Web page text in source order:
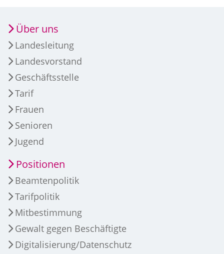
Über uns
Landesleitung
Landesvorstand
Geschäftsstelle
Tarif
Frauen
Senioren
Jugend
Positionen
Beamtenpolitik
Tarifpolitik
Mitbestimmung
Gewalt gegen Beschäftigte
Digitalisierung/Datenschutz